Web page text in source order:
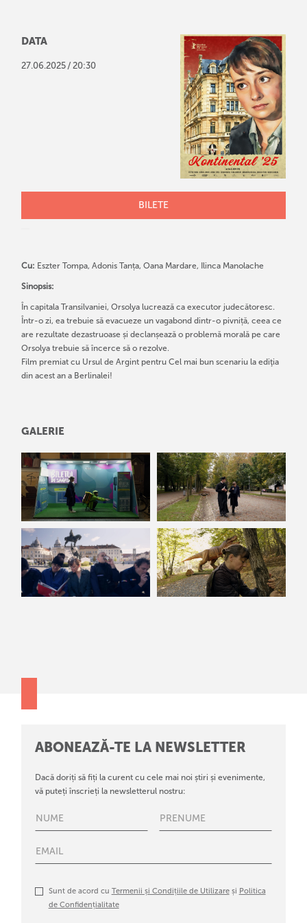
DATA
27.06.2025 / 20:30
BILETE
Cu: Eszter Tompa, Adonis Tanța, Oana Mardare, Ilinca Manolache
Sinopsis:
În capitala Transilvaniei, Orsolya lucrează ca executor judecătoresc.
Într-o zi, ea trebuie să evacueze un vagabond dintr-o pivniță, ceea ce
are rezultate dezastruoase și declanșează o problemă morală pe care
Orsolya trebuie să încerce să o rezolve.
Film premiat cu Ursul de Argint pentru Cel mai bun scenariu la ediţia
din acest an a Berlinalei!
GALERIE
ABONEAZĂ-TE LA NEWSLETTER
Dacă doriți să fiți la curent cu cele mai noi știri și evenimente,
vă puteți înscrieți la newsletterul nostru:
Sunt de acord cu Termenii și Condițiile de Utilizareși Politica
de Confidențialitate